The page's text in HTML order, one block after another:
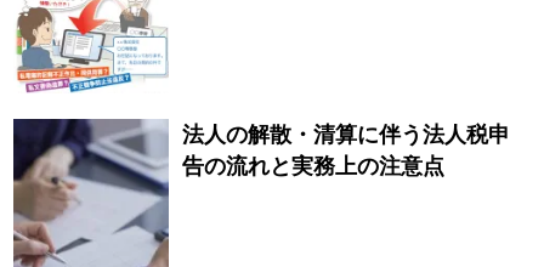
法人の解散・清算に伴う法人税申
告の流れと実務上の注意点